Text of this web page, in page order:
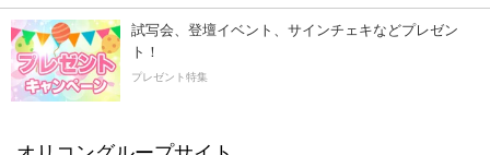
試写会、登壇イベント、サインチェキなどプレゼン
ト！
プレゼント特集